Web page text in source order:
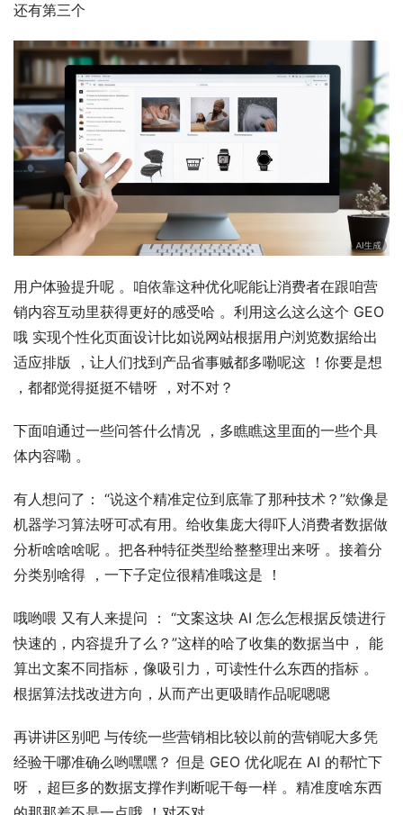
还有第三个
用户体验提升呢 。咱依靠这种优化呢能让消费者在跟咱营
销内容互动里获得更好的感受哈 。利用这么这么这个 GEO
哦 实现个性化页面设计比如说网站根据用户浏览数据给出
适应排版 ，让人们找到产品省事贼都多嘞呢这 ！你要是想
，都都觉得挺挺不错呀 ，对不对？
下面咱通过一些问答什么情况 ，多瞧瞧这里面的一些个具
体内容嘞 。
有人想问了： “说这个精准定位到底靠了那种技术？”欸像是
机器学习算法呀可忒有用。给收集庞大得吓人消费者数据做
分析啥啥啥呢 。把各种特征类型给整整理出来呀 。接着分
分类别啥得 ，一下子定位很精准哦这是 ！
哦哟喂 又有人来提问 ： “文案这块 AI 怎么怎根据反馈进行
快速的，内容提升了么？”这样的哈了收集的数据当中， 能
算出文案不同指标，像吸引力，可读性什么东西的指标 。
根据算法找改进方向，从而产出更吸睛作品呢嗯嗯
再讲讲区别吧 与传统一些营销相比较以前的营销呢大多凭
经验干哪准确么哟嘿嘿？ 但是 GEO 优化呢在 AI 的帮忙下
呀 ，超巨多的数据支撑作判断呢干每一样 。精准度啥东西